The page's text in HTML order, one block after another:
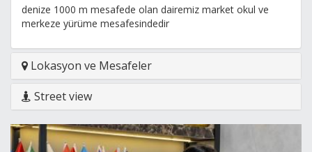
denize 1000 m mesafede olan dairemiz market okul ve
merkeze yürüme mesafesindedir
Lokasyon ve Mesafeler
Street view